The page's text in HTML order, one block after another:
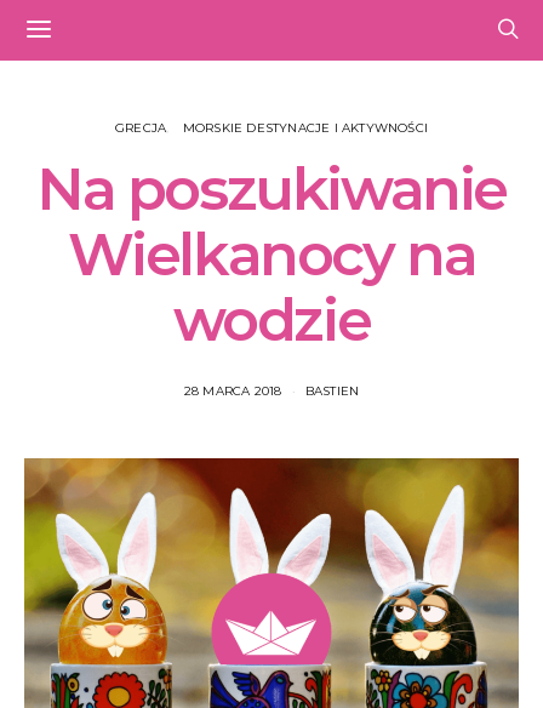
GRECJA MORSKIE DESTYNACJE I AKTYWNOŚCI
Na poszukiwanie
Wielkanocy na
wodzie
28 MARCA 2018 BASTIEN